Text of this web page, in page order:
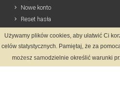
Nowe konto
Reset hasła
Informacje
Regulamin
Używamy plików cookies, aby ułatwić Ci
celów statystycznych. Pamiętaj, że za
możesz samodzielnie określić warunki